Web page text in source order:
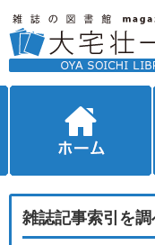
雑誌記事索引を調